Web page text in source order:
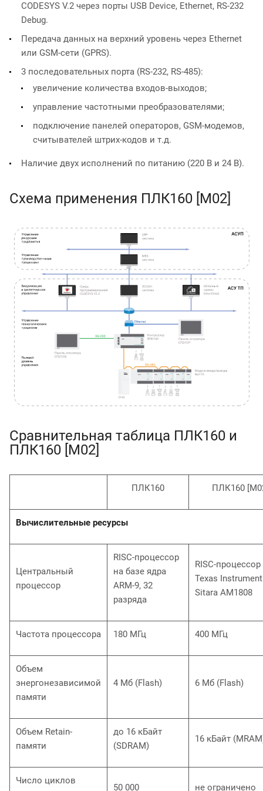
CODESYS V.2 через порты USB Device, Ethernet, RS-232
Debug.
Передача данных на верхний уровень через Ethernet
или GSM-сети (GPRS).
3 последовательных порта (RS-232, RS-485):
увеличение количества входов-выходов;
управление частотными преобразователями;
подключение панелей операторов, GSM-модемов,
считывателей штрих-кодов и т.д.
Наличие двух исполнений по питанию (220 В и 24 В).
Схема применения ПЛК160 [M02]
Сравнительная таблица ПЛК160 и
ПЛК160 [М02]
ПЛК160 ПЛК160
Вычислительные ресурсы
Центральный
процессор
RISC-процессор
на базе ядра
ARM-9, 32
разряда
RISC-процессор
Texas
Sitara AM1808
Частота процессора 180 МГц 400 МГц
Объем
энергонезависимой
памяти
4 Мб (Flash) 6 Мб (Flash)
Объем Retain-
памяти
до 16 кБайт
(SDRAM)
16 кБайт
Число циклов
50 000 не ограничено